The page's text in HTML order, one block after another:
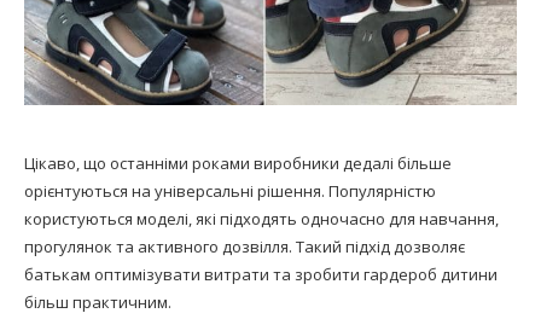
Цікаво, що останніми роками виробники дедалі більше
орієнтуються на універсальні рішення. Популярністю
користуються моделі, які підходять одночасно для навчання,
прогулянок та активного дозвілля. Такий підхід дозволяє
батькам оптимізувати витрати та зробити гардероб дитини
більш практичним.